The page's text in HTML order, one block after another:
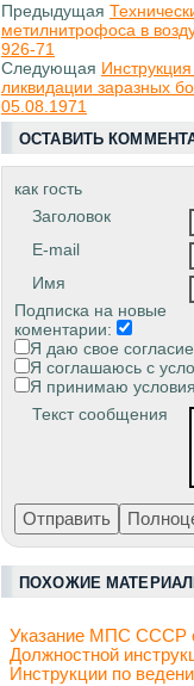
Предыдущая
метилнитрофоса в
926-71
Следующая
ликвидации заразных
05.08.1971
ОСТАВИТЬ
как гость
Заголовок
E-mail
Имя
Подписка на новые
коментарии:
Я даю свое
Я соглашаюсь с
Я принимаю условия
Текст сообщения
ПОХОЖИЕ
Указание МПС СССР
Должностной
Инструкции по